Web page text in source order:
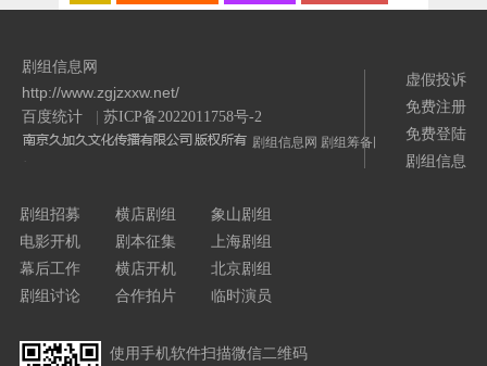
剧组信息网
http://www.zgjzxxw.net/
百度统计 苏ICP备2022011758号-2
剧组信息网 剧组筹备网
/>
虚假投诉
免费注册
免费登陆
剧组信息
剧组招募
电影开机
幕后工作
剧组讨论
横店剧组
剧本征集
横店开机
合作拍片
象山剧组
上海剧组
北京剧组
临时演员
使用手机软件扫描微信二维码